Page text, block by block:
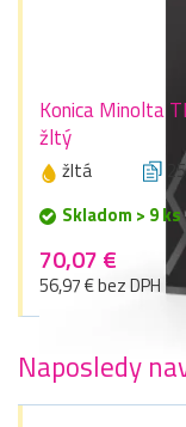
Konica Minolta
žltý
žltá
Skladom > 9 ks
70,07 €
56,97 € bez DPH
Naposledy